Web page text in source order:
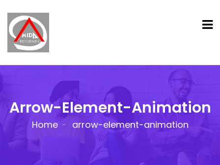
Arrow-Element-Animation
Home arrow-element-animation